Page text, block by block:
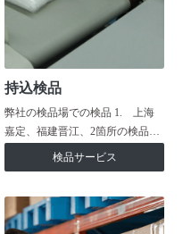
持込検品
弊社の検品場での検品 1. 上海
嘉定、福建晋江、2箇所の検品…
検品サービス